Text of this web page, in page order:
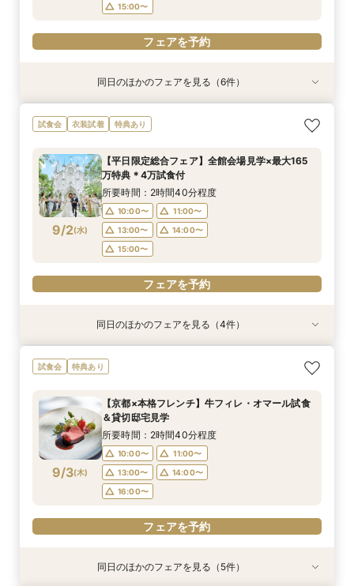
15:00〜
フェアを予約
特典あり
8/30(日)
LGBTQ＋FRIENDLY*レインボーウェディング
フェア
8:45〜 14:00〜
フェアを予約
衣装試着 特典あり
8/30(日)
【子供と一緒に結婚式】ファミリー婚★キッズス
ペース付フェア
9:00〜
14:00〜
15:00〜
フェアを予約
衣装試着 特典あり
8/30(日)
【予算重視のお二人】全館見学＆見積り相談付き
フェア（試食付）
9:00〜
14:00〜
15:00〜
フェアを予約
特典あり
8/30(日)
【家族で挙式＆会食】当館で一番お得な57万円プ
ラン紹介フェア
9:00〜
10:00〜
14:00〜
15:00〜
16:00〜
フェアを予約
衣装試着 特典あり
8/30(日)
【初めての見学も安心】全館見学＆予算相談＆4
万試食付フェア
9:00〜
10:00〜
14:00〜
15:00〜
17:00〜
フェアを予約
8/30(日)
【自宅で60分】3邸宅を比較解説！予算×準備オ
ンライン相談会
16:00〜
17:00〜
18:00〜
19:00〜
フェアを予約
同日のほかのフェアを見る（6件）
試食会 衣装試着 特典あり
9/2(水)
【平日限定総合フェア】全館会場見学×最大165
万特典＊4万試食付
所要時間：2時間40分程度
10:00〜
11:00〜
13:00〜
14:00〜
15:00〜
フェアを予約
衣装試着 特典あり
9/2(水)
【初めての見学もオススメ】全館見学＆見積もり
相談＆絶品試食付
11:00〜
14:00〜
15:00〜
フェアを予約
衣装試着 特典あり
9/2(水)
【10名58万円◆限定プラン紹介】少人数ウエ
ディング相談フェア
12:00〜
16:00〜
フェアを予約
特典あり
9/2(水)
【ドレス特典付】全館ゆったり見学×挙式体験×
花嫁ドレス診断
11:00〜
15:00〜
17:30〜
フェアを予約
衣装試着 特典あり
9/2(水)
【マタニティＷ相談会】半年以内ＯＫ＆最大155
万優待付フェア
11:00〜
14:00〜
フェアを予約
同日のほかのフェアを見る（4件）
試食会 特典あり
9/3(木)
【京都×本格フレンチ】牛フィレ・オマール試食
＆貸切邸宅見学
所要時間：2時間40分程度
10:00〜
11:00〜
13:00〜
14:00〜
16:00〜
フェアを予約
衣装試着 特典あり
特典あり
衣装試着 特典あり
衣装試着 特典あり
衣装試着 特典あり
同日のほかのフェアを見る（5件）